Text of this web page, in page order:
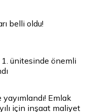
belli oldu!
ünitesinde önemli
Emlak
için inşaat maliyet